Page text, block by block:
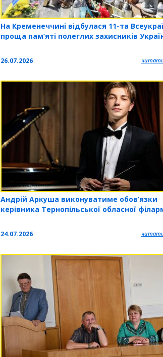
На Кременеччині відбулася 11-та
проща пам’яті полеглих захисників
26.07.2026
Андрій Аркуша виконуватиме обов’язки
керівника Тернопільської обласної
24.07.2026